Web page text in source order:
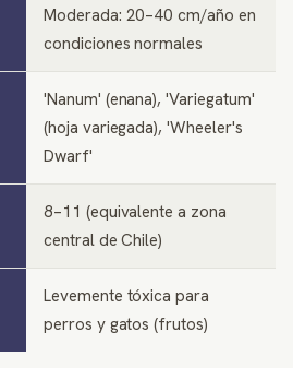
Moderada: 20–40 cm/año en
condiciones normales
'Nanum' (enana), 'Variegatum'
(hoja variegada), 'Wheeler's
Dwarf'
8–11 (equivalente a zona
central de Chile)
Levemente tóxica para
perros y gatos (frutos)